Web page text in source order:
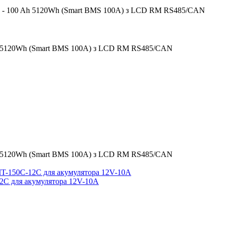
(Smart BMS 100A) з LCD RM RS485/CAN
(Smart BMS 100A) з LCD RM RS485/CAN
для акумулятора 12V-10A